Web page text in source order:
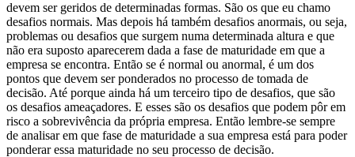
devem ser geridos de determinadas formas. São os que eu chamo
desafios normais. Mas depois há também desafios anormais, ou seja,
problemas ou desafios que surgem numa determinada altura e que
não era suposto aparecerem dada a fase de maturidade em que a
empresa se encontra. Então se é normal ou anormal, é um dos
pontos que devem ser ponderados no processo de tomada de
decisão. Até porque ainda há um terceiro tipo de desafios, que são
os desafios ameaçadores. E esses são os desafios que podem pôr em
risco a sobrevivência da própria empresa. Então lembre-se sempre
de analisar em que fase de maturidade a sua empresa está para poder
ponderar essa maturidade no seu processo de decisão.